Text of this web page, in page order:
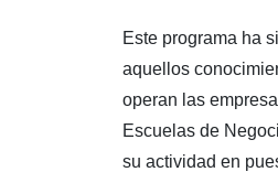
Este programa ha
aquellos
operan las
Escuelas de
su actividad en